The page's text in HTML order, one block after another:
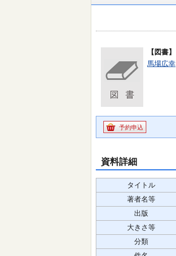
【図書】
馬場広幸
予約申込
資料詳細
タイトル
著者名等
出版
大きさ等
分類